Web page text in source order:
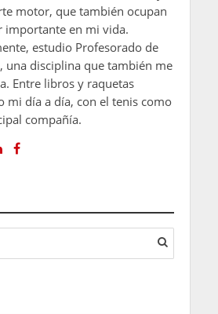
motor, que también ocupan
importante en mi vida.
estudio Profesorado de
una disciplina que también me
Entre libros y raquetas
mi día a día, con el tenis como
compañía.